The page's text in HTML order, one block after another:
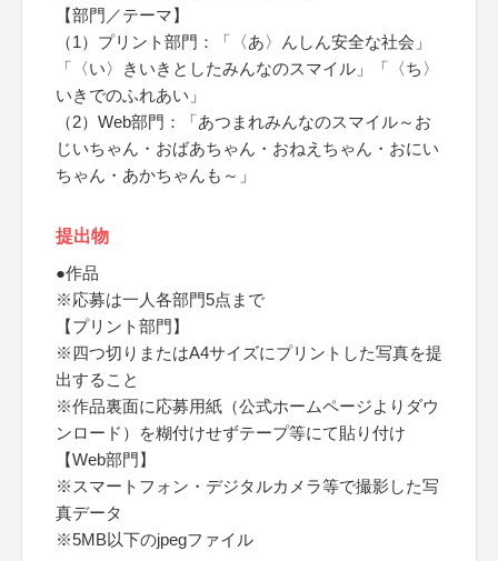
【部門／テーマ】
（1）プリント部門：「〈あ〉んしん安全な社会」
「〈い〉きいきとしたみんなのスマイル」「〈ち〉
いきでのふれあい」
（2）Web部門：「あつまれみんなのスマイル～お
じいちゃん・おばあちゃん・おねえちゃん・おにい
ちゃん・あかちゃんも～」
提出物
●作品
※応募は一人各部門5点まで
【プリント部門】
※四つ切りまたはA4サイズにプリントした写真を提
出すること
※作品裏面に応募用紙（公式ホームページよりダウ
ンロード）を糊付けせずテープ等にて貼り付け
【Web部門】
※スマートフォン・デジタルカメラ等で撮影した写
真データ
※5MB以下のjpegファイル